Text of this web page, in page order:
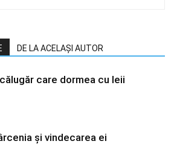
DE LA ACELAȘI AUTOR
care dormea cu leii
şi vindecarea ei